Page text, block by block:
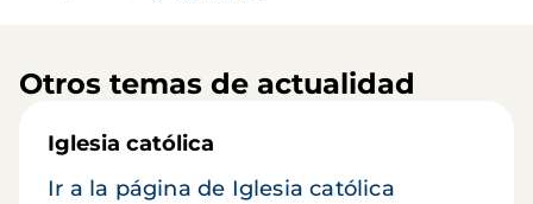
Otros temas de actualidad
Iglesia católica
Ir a la página de Iglesia católica